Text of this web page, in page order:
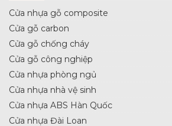
Cửa nhựa gỗ composite
Cửa gỗ carbon
Cửa gỗ chống cháy
Cửa gỗ công nghiệp
Cửa nhựa phòng ngủ
Cửa nhựa nhà vệ sinh
Cửa nhựa ABS Hàn Quốc
Cửa nhựa Đài Loan